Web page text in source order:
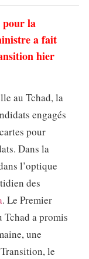
pour la
a fait
hier
au Tchad, la
engagés
pour
Dans la
l’optique
des
. Le Premier
a promis
une
le